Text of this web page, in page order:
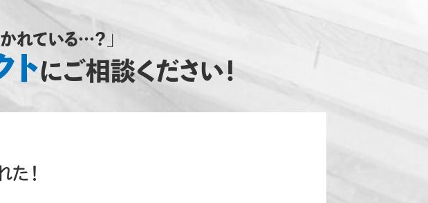
所沢市 ネズミ駆除
埼玉県所沢市のお客様のご依頼でネズミの駆除・再発
い合わせの理由としては、騒音被害やノミ・ダニ被害、
れている…？」
トにご相談ください！
た！